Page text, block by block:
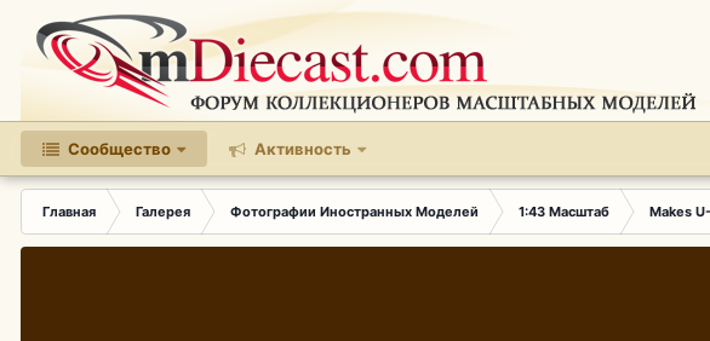
Сообщество Активность
Главная Галерея Фотографии Иностранных Моделей 1:43 Масштаб Makes